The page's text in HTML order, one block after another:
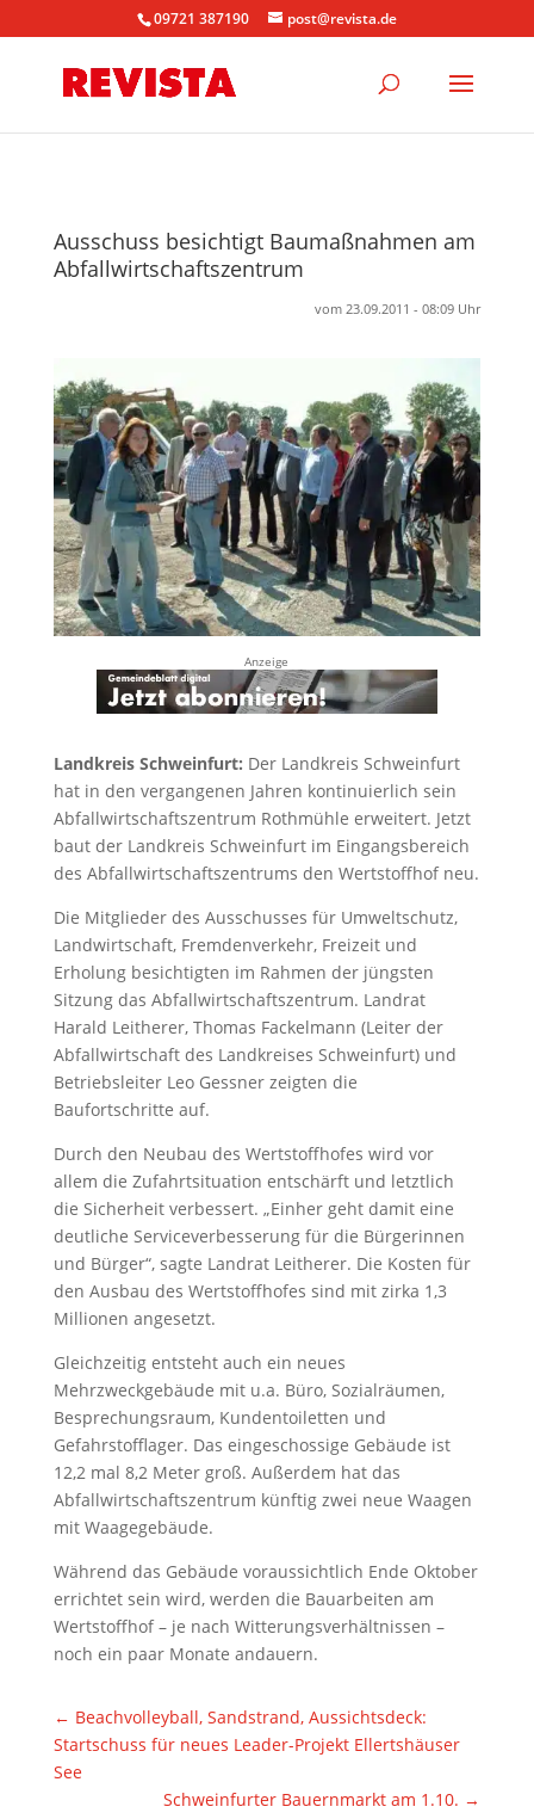
09721 387190 post@revista.de
Ausschuss besichtigt Baumaßnahmen am
Abfallwirtschaftszentrum
vom 23.09.2011 - 08:09 Uhr
Anzeige
Landkreis Schweinfurt: Der Landkreis Schweinfurt
hat in den vergangenen Jahren kontinuierlich sein
Abfallwirtschaftszentrum Rothmühle erweitert. Jetzt
baut der Landkreis Schweinfurt im Eingangsbereich
des Abfallwirtschaftszentrums den Wertstoffhof neu.
Die Mitglieder des Ausschusses für Umweltschutz,
Landwirtschaft, Fremdenverkehr, Freizeit und
Erholung besichtigten im Rahmen der jüngsten
Sitzung das Abfallwirtschaftszentrum. Landrat
Harald Leitherer, Thomas Fackelmann (Leiter der
Abfallwirtschaft des Landkreises Schweinfurt) und
Betriebsleiter Leo Gessner zeigten die
Baufortschritte auf.
Durch den Neubau des Wertstoffhofes wird vor
allem die Zufahrtsituation entschärft und letztlich
die Sicherheit verbessert. „Einher geht damit eine
deutliche Serviceverbesserung für die Bürgerinnen
und Bürger“, sagte Landrat Leitherer. Die Kosten für
den Ausbau des Wertstoffhofes sind mit zirka 1,3
Millionen angesetzt.
Gleichzeitig entsteht auch ein neues
Mehrzweckgebäude mit u.a. Büro, Sozialräumen,
Besprechungsraum, Kundentoiletten und
Gefahrstofflager. Das eingeschossige Gebäude ist
12,2 mal 8,2 Meter groß. Außerdem hat das
Abfallwirtschaftszentrum künftig zwei neue Waagen
mit Waagegebäude.
Während das Gebäude voraussichtlich Ende Oktober
errichtet sein wird, werden die Bauarbeiten am
Wertstoffhof – je nach Witterungsverhältnissen –
noch ein paar Monate andauern.
← Beachvolleyball, Sandstrand, Aussichtsdeck:
Startschuss für neues Leader-Projekt Ellertshäuser
See
Schweinfurter Bauernmarkt am 1.10. →